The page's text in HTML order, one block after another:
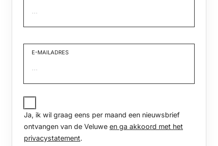
14:00 – 15:30
woensdag
26 augustus 2026
14:00 – 15:30
E-MAILADRES
JA,
IK
WIL
GRAAG
PER
Ja, ik wil graag eens per maand een nieuwsbrief
ontvangen van de Veluwe en ga akkoord met het
privacystatement.